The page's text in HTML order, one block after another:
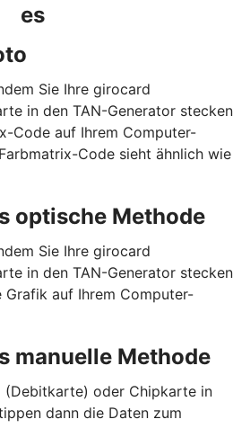
es
Sie Ihre girocard
in den TAN-Generator stecken
Code auf Ihrem Computer-
Code sieht ähnlich wie
optische Methode
Sie Ihre girocard
in den TAN-Generator stecken
Grafik auf Ihrem Computer-
manuelle Methode
(Debitkarte) oder Chipkarte in
dann die Daten zum